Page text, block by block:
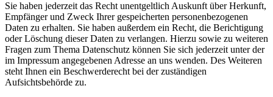
Sie haben jederzeit das Recht unentgeltlich Auskunft über Herkunft,
Empfänger und Zweck Ihrer gespeicherten personenbezogenen
Daten zu erhalten. Sie haben außerdem ein Recht, die Berichtigung
oder Löschung dieser Daten zu verlangen. Hierzu sowie zu weiteren
Fragen zum Thema Datenschutz können Sie sich jederzeit unter der
im Impressum angegebenen Adresse an uns wenden. Des Weiteren
steht Ihnen ein Beschwerderecht bei der zuständigen
Aufsichtsbehörde zu.